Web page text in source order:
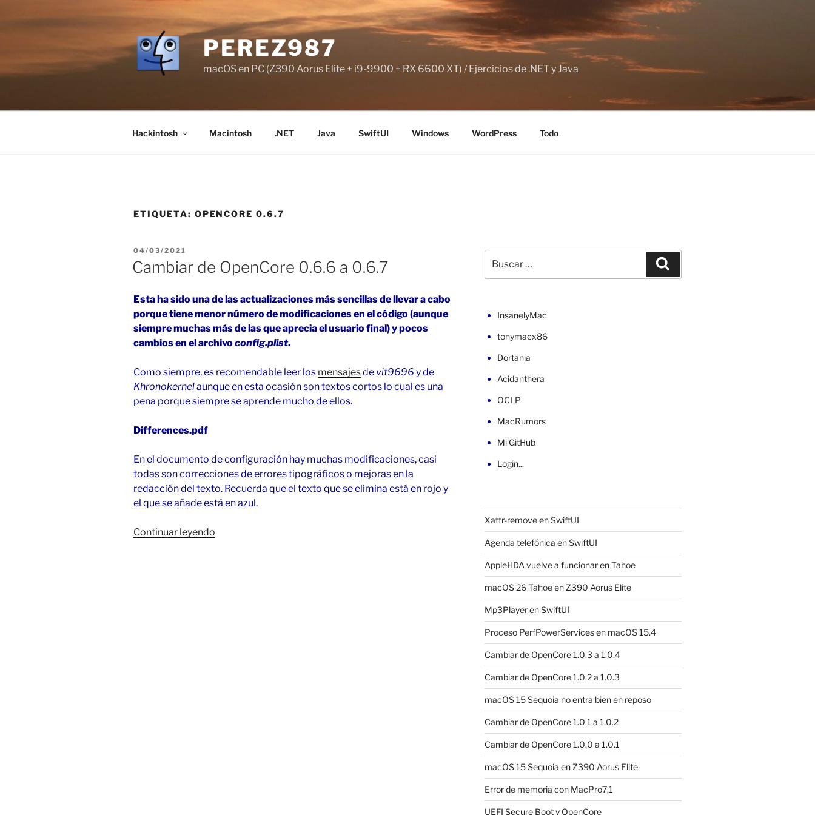
PEREZ987
macOS en PC (Z390 Aorus Elite + i9-9900 + RX 6600 XT) / Ejercicios de .NET y Java
Hackintosh Macintosh .NET Java SwiftUI Windows WordPress Todo
ETIQUETA: OPENCORE 0.6.7
PUBLICADO
EL
04/03/2021
Cambiar de OpenCore 0.6.6 a 0.6.7
Esta ha sido una de las actualizaciones más sencillas de llevar a cabo
porque tiene menor número de modificaciones en el código (aunque
siempre muchas más de las que aprecia el usuario final) y pocos
cambios en el archivoconfig.plist.
Como siempre, es recomendable leer los mensajesde vit9696 y de
Khronokernelaunque en esta ocasión son textos cortos lo cual es una
pena porque siempre se aprende mucho de ellos.
Differences.pdf
En el documento de configuración hay muchas modificaciones, casi
todas son correcciones de errores tipográficos o mejoras en la
redacción del texto. Recuerda que el texto que se elimina está en rojo y
el que se añade está en azul.
Continuar leyendo
por:
InsanelyMac
tonymacx86
Dortania
Acidanthera
OCLP
MacRumors
Mi GitHub
Login...
Xattr-remove en SwiftUI
Agenda telefónica en SwiftUI
AppleHDA vuelve a funcionar en Tahoe
macOS 26 Tahoe en Z390 Aorus Elite
Mp3Player en SwiftUI
Proceso PerfPowerServices en macOS 15.4
Cambiar de OpenCore 1.0.3 a 1.0.4
Cambiar de OpenCore 1.0.2 a 1.0.3
macOS 15 Sequoia no entra bien en reposo
Cambiar de OpenCore 1.0.1 a 1.0.2
Cambiar de OpenCore 1.0.0 a 1.0.1
macOS 15 Sequoia en Z390 Aorus Elite
Error de memoria con MacPro7,1
UEFI Secure Boot y OpenCore